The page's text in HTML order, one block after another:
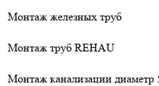
Монтаж железных труб
Монтаж труб REHAU
Монтаж канализации диаметр